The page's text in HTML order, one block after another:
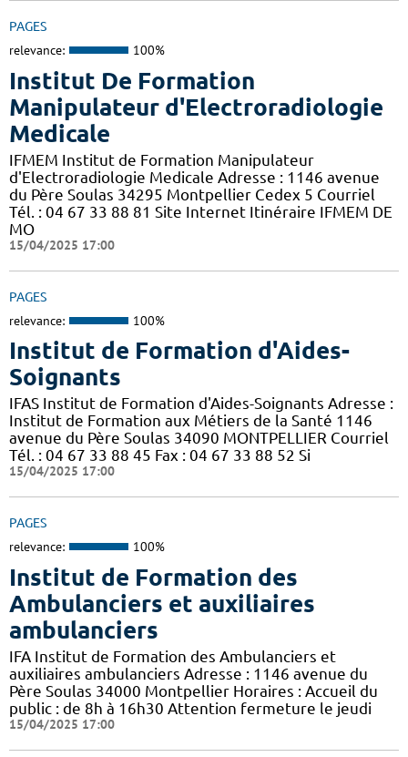
PAGES
relevance: 100%
Institut De Formation
Manipulateur d'Electroradiologie
Medicale
IFMEM Institut de Formation Manipulateur
d'Electroradiologie Medicale Adresse : 1146 avenue
du Père Soulas 34295 Montpellier Cedex 5 Courriel
Tél. : 04 67 33 88 81 Site Internet Itinéraire IFMEM DE
MO
15/04/2025 17:00
PAGES
relevance: 100%
Institut de Formation d'Aides-
Soignants
IFAS Institut de Formation d'Aides-Soignants Adresse :
Institut de Formation aux Métiers de la Santé 1146
avenue du Père Soulas 34090 MONTPELLIER Courriel
Tél. : 04 67 33 88 45 Fax : 04 67 33 88 52 Si
15/04/2025 17:00
PAGES
relevance: 100%
Institut de Formation des
Ambulanciers et auxiliaires
ambulanciers
IFA Institut de Formation des Ambulanciers et
auxiliaires ambulanciers Adresse : 1146 avenue du
Père Soulas 34000 Montpellier Horaires : Accueil du
public : de 8h à 16h30 Attention fermeture le jeudi
15/04/2025 17:00